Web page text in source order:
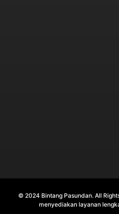
© 2024 Bintang Pasundan. All
menyediakan layanan